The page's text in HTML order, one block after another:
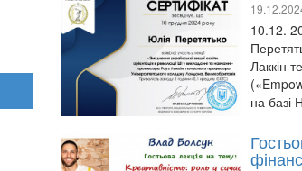
10.12.
Лаккін
на базі